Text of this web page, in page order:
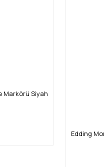
Markörü Siyah
Edding